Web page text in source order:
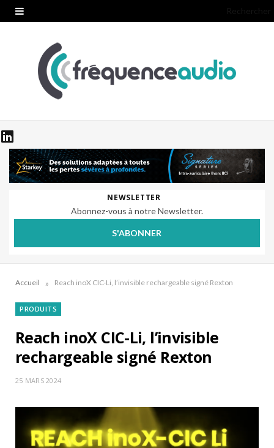
NEWSLETTER
Abonnez-vous à notre Newsletter.
S'ABONNER
Accueil » Reach inoX CIC-Li, l’invisible rechargeable signé Rexton
PRODUITS
Reach inoX CIC-Li, l’invisible
rechargeable signé Rexton
25 MARS 2024